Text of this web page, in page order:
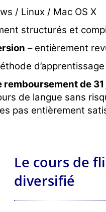
/ Linux / Mac OS X
structurés et
– entièrement
remboursement de
de langue sans
pas entièrement
Le cours de
diversifié